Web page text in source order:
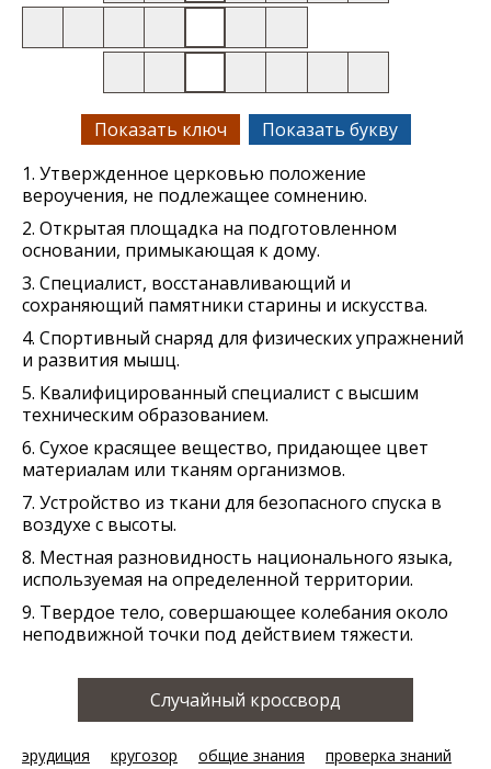
Показать ключ
Показать букву
1. Утвержденное церковью положение
вероучения, не подлежащее сомнению.
2. Открытая площадка на подготовленном
основании, примыкающая к дому.
3. Специалист, восстанавливающий и
сохраняющий памятники старины и искусства.
4. Спортивный снаряд для физических упражнений
и развития мышц.
5. Квалифицированный специалист с высшим
техническим образованием.
6. Сухое красящее вещество, придающее цвет
материалам или тканям организмов.
7. Устройство из ткани для безопасного спуска в
воздухе с высоты.
8. Местная разновидность национального языка,
используемая на определенной территории.
9. Твердое тело, совершающее колебания около
неподвижной точки под действием тяжести.
Случайный кроссворд
эрудиция кругозор общие знания проверка знаний